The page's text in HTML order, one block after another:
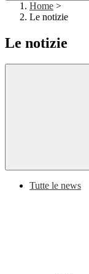
Home >
Le notizie
Le notizie
Tutte le news